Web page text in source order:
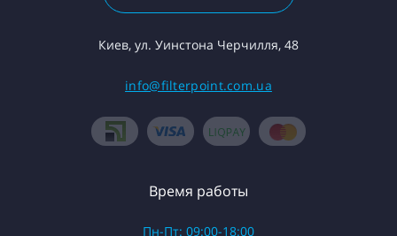
Киев, ул. Уинстона Черчилля, 48
info@filterpoint.com.ua
Время работы
Пн-Пт: 09:00-18:00